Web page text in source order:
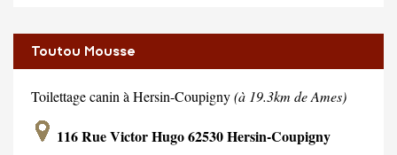
Toutou Mousse
Toilettage canin à Hersin-Coupigny(à 19.3km de Ames)
116 Rue Victor Hugo 62530 Hersin-Coupigny